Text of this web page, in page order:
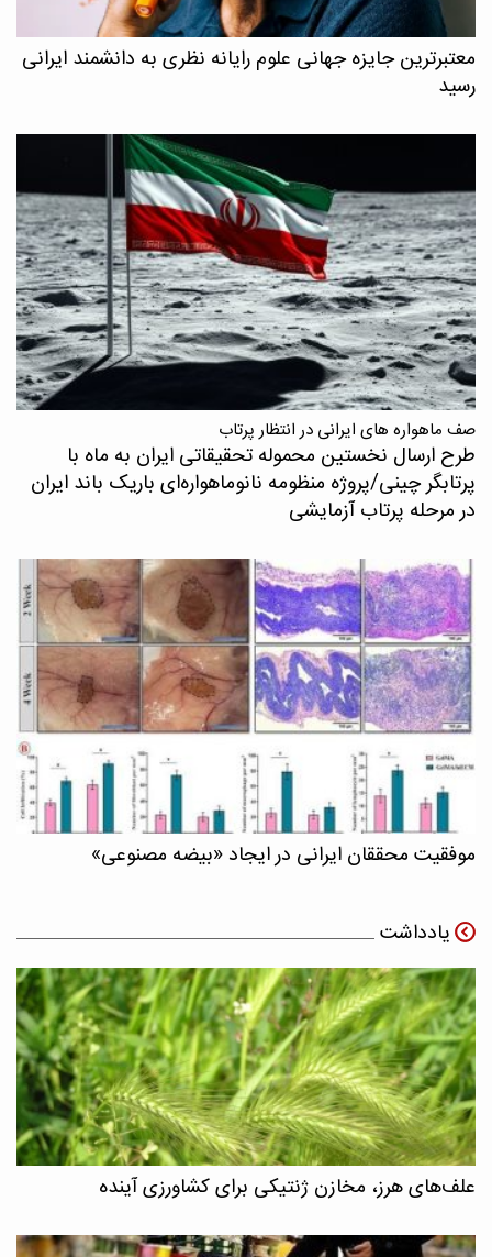
معتبرترین جایزه جهانی علوم رایانه نظری به دانشمند ایرانی
رسید
صف ماهواره های ایرانی در انتظار پرتاب
طرح ارسال نخستین محموله تحقیقاتی ایران به ماه با
پرتابگر چینی/پروژه منظومه نانوماهواره‌ای باریک باند ایران
در مرحله پرتاب آزمایشی
موفقیت محققان ایرانی در ایجاد «بیضه مصنوعی»
یادداشت
علف‌های هرز، مخازن ژنتیکی برای کشاورزی آینده